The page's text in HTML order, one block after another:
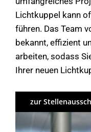
Lichtkuppel kann
führen. Das Team
bekannt, effizient
arbeiten, sodass
Ihrer neuen
zur